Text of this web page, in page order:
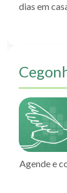
dias em
Agende e